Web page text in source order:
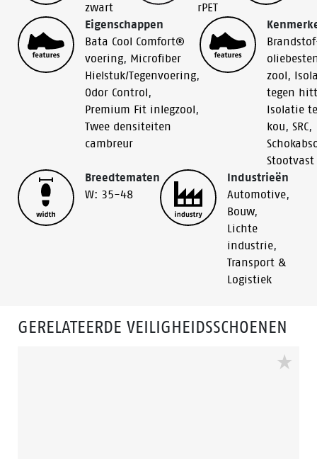
zwart
rPET
Eigenschappen
Bata Cool Comfort®
voering, Microfiber
Hielstuk/Tegenvoering,
Odor Control,
Premium Fit inlegzool,
Twee densiteiten
cambreur
zool,
tegen
Isolatie
kou, SRC,
Stootvast
Breedtematen
W: 35-48
Industrieën
Automotive,
Bouw,
Lichte
industrie,
Transport &
Logistiek
GERELATEERDE VEILIGHEIDSSCHOENEN